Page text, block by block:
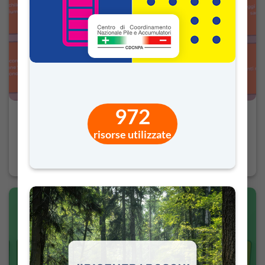
972
risorse utilizzate
Matematica Curiosa – 40 enigmi per piccoli geni